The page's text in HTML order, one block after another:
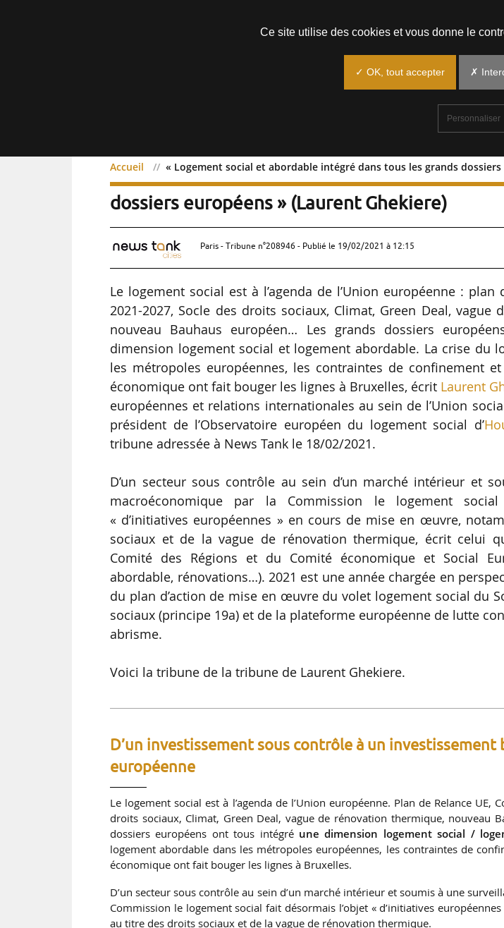
Accueil « Logement social et abordable intégré dans tous les grands
« Logement social et abordable intégré dans
dossiers européens » (Laurent Ghekiere)
Paris - Tribune n°208946 - Publié le 19/02/2021 à 12:15
Le logement social est à l’agenda de l’Union européenne : plan
2021-2027, Socle des droits sociaux, Climat, Green Deal, vague
nouveau Bauhaus européen… Les grands dossiers
dimension logement social et logement abordable. La crise du
les métropoles européennes, les contraintes de confinement
économique ont fait bouger les lignes à Bruxelles, écrit Laurent
européennes et relations internationales au sein de l’Union
président de l’Observatoire européen du logement social d’
tribune adressée à News Tank le 18/02/2021.
D’un secteur sous contrôle au sein d’un marché intérieur et
macroéconomique par la Commission le logement
« d’initiatives européennes » en cours de mise en œuvre,
sociaux et de la vague de rénovation thermique, écrit celui
Comité des Régions et du Comité économique et Social
abordable, rénovations…). 2021 est une année chargée en
du plan d’action de mise en œuvre du volet logement social du
sociaux (principe 19a) et de la plateforme européenne de lutte
abrisme.
Voici la tribune de la tribune de Laurent Ghekiere.
D’un investissement sous contrôle à un investissement
européenne
Le logement social est à l’agenda de l’Union européenne. Plan de Relance UE,
droits sociaux, Climat, Green Deal, vague de rénovation thermique, nouveau
dossiers européens ont tous intégré une dimension logement social /
logement abordable dans les métropoles européennes, les contraintes de
économique ont fait bouger les lignes à Bruxelles.
D’un secteur sous contrôle au sein d’un marché intérieur et soumis à une
Commission le logement social fait désormais l’objet « d’initiatives
au titre des droits sociaux et de la vague de rénovation thermique.
Ce site utilise des cookies et vous donne le
✓ OK, tout accepter ✗
Personnaliser